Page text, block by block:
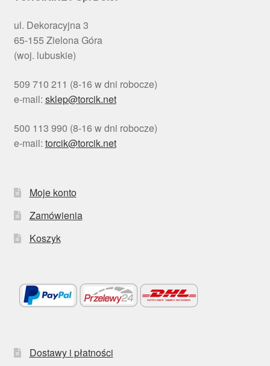
ul. Dekoracyjna 3
65-155 Zielona Góra
(woj. lubuskie)
509 710 211 (8-16 w dni robocze)
e-mail: sklep@torcik.net
500 113 990 (8-16 w dni robocze)
e-mail: torcik@torcik.net
Moje konto
Zamówienia
Koszyk
Dostawy i płatności